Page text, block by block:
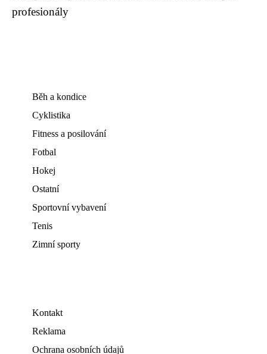
profesionály
Běh a kondice
Cyklistika
Fitness a posilování
Fotbal
Hokej
Ostatní
Sportovní vybavení
Tenis
Zimní sporty
Kontakt
Reklama
Ochrana osobních údajů